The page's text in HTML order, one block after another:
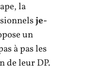
la
je-
un
à pas les
de leur DP.